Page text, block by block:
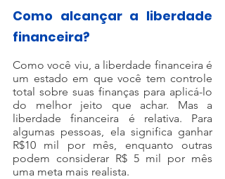
Como alcançar a liberdade
financeira?
Como você viu, a liberdade financeira é
um estado em que você tem controle
total sobre suas finanças para aplicá-lo
do melhor jeito que achar. Mas a
liberdade financeira é relativa. Para
algumas pessoas, ela significa ganhar
R$10 mil por mês, enquanto outras
podem considerar R$ 5 mil por mês
uma meta mais realista.